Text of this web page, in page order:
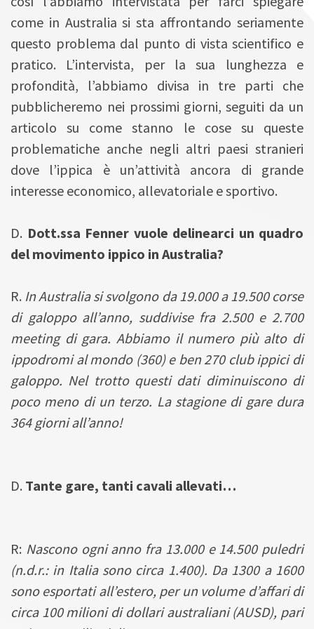
come in Australia si sta affrontando seriamente
questo problema dal punto di vista scientifico e
pratico. L’intervista, per la sua lunghezza e
profondità, l’abbiamo divisa in tre parti che
pubblicheremo nei prossimi giorni, seguiti da un
articolo su come stanno le cose su queste
problematiche anche negli altri paesi stranieri
dove l’ippica è un’attività ancora di grande
interesse economico, allevatoriale e sportivo.
D. Dott.ssa Fenner vuole delinearci un quadro
del movimento ippico in Australia?
R. In Australia si svolgono da 19.000 a 19.500 corse
di galoppo all’anno, suddivise fra 2.500 e 2.700
meeting di gara. Abbiamo il numero più alto di
ippodromi al mondo (360) e ben 270 club ippici di
galoppo. Nel trotto questi dati diminuiscono di
poco meno di un terzo. La stagione di gare dura
364 giorni all’anno!
D. Tante gare, tanti cavali allevati…
R: Nascono ogni anno fra 13.000 e 14.500 puledri
(n.d.r.: in Italia sono circa 1.400). Da 1300 a 1600
sono esportati all’estero, per un volume d’affari di
circa 100 milioni di dollari australiani (AUSD), pari